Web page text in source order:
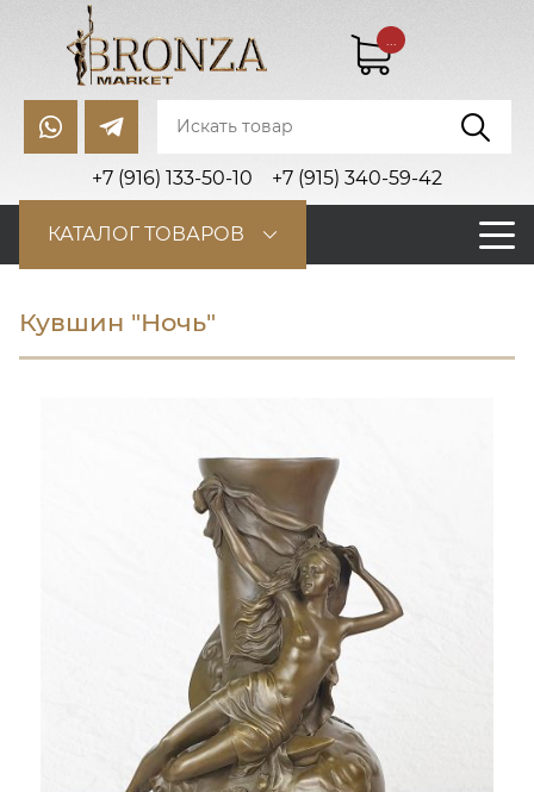
+7 (916) 133-50-10 +7 (915) 340-59-42
...
КАТАЛОГ ТОВАРОВ
Кувшин "Ночь"